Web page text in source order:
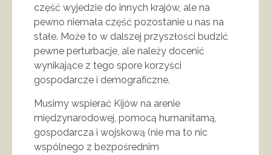
część wyjedzie do innych krajów, ale na
pewno niemała część pozostanie u nas na
stałe. Może to w dalszej przyszłości budzić
pewne perturbacje, ale należy docenić
wynikające z tego spore korzyści
gospodarcze i demograficzne.
Musimy wspierać Kijów na arenie
międzynarodowej, pomocą humanitarną,
gospodarcza i wojskową (nie ma to nic
wspólnego z bezpośrednim